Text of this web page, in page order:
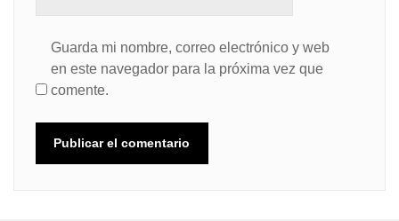
Guarda mi nombre, correo electrónico y web
en este navegador para la próxima vez que
comente.